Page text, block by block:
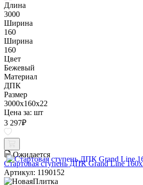
Длина
3000
Ширина
160
Ширина
160
Цвет
Бежевый
Материал
ДПК
Размер
3000x160x22
Цена за: шт
3 297₽
Ожидается
Стартовая ступень ДПК Grand Line
Артикул: 1190152